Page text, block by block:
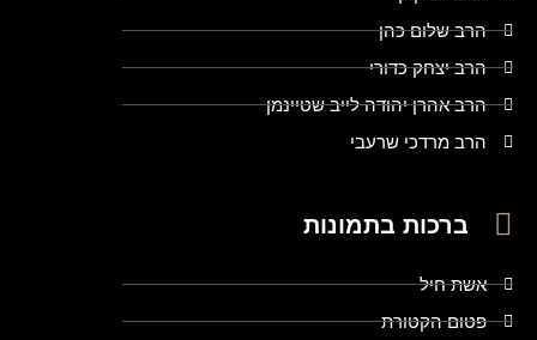
הרב שלום כהן
הרב יצחק כדורי
הרב אהרן יהודה לייב שטיינמן
הרב מרדכי שרעבי
ברכות בתמונות
אשת חיל
פטום הקטורת